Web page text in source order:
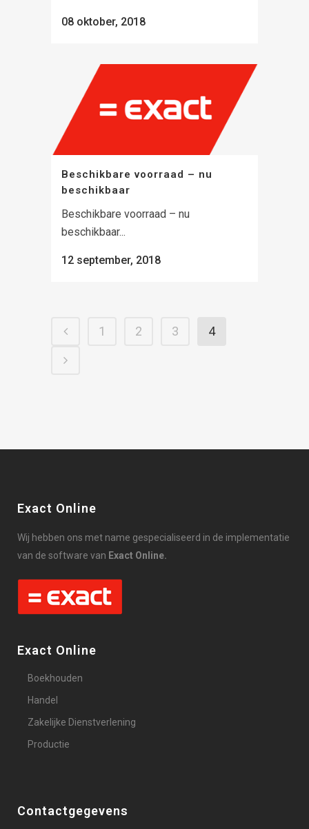
08 oktober, 2018
Beschikbare voorraad – nu
beschikbaar
Beschikbare voorraad – nu
beschikbaar...
12 september, 2018
1 2 3 4
Exact Online
Wij hebben ons met name gespecialiseerd in de implementatie
van de software van Exact Online.
Exact Online
Boekhouden
Handel
Zakelijke Dienstverlening
Productie
Contactgegevens